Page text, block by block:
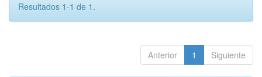
Resultados 1-1 de 1.
Anterior 1 Siguiente